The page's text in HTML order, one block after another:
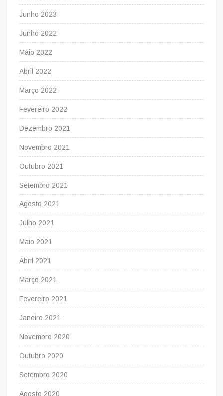
Junho 2023
Junho 2022
Maio 2022
Abril 2022
Março 2022
Fevereiro 2022
Dezembro 2021
Novembro 2021
Outubro 2021
Setembro 2021
Agosto 2021
Julho 2021
Maio 2021
Abril 2021
Março 2021
Fevereiro 2021
Janeiro 2021
Novembro 2020
Outubro 2020
Setembro 2020
Agosto 2020